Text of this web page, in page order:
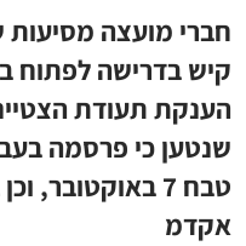
חברי מועצה מסיעות
קיש בדרישה לפתוח
הענקת תעודת
שנטען כי פרסמה
טבח 7
אקדמ